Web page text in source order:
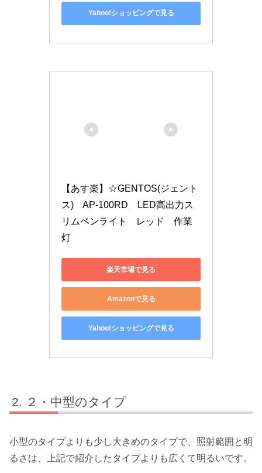
Yahoo!ショッピングで見る
【あす楽】☆GENTOS(ジェント
ス)　AP-100RD　LED高出力ス
リムペンライト　レッド　作業
灯
楽天市場で見る
Amazonで見る
Yahoo!ショッピングで見る
２・中型のタイプ
小型のタイプよりも少し大きめのタイプで、照射範囲と明
るさは、上記で紹介したタイプよりも広くて明るいです。